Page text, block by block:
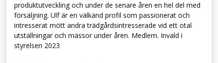
produktutveckling och under de senare åren en hel del med
försäljning. Ulf är en välkänd profil som passionerat och
intresserat mött andra trädgårdsintresserade vid ett otal
utställningar och mässor under åren. Medlem. Invald i
styrelsen 2023